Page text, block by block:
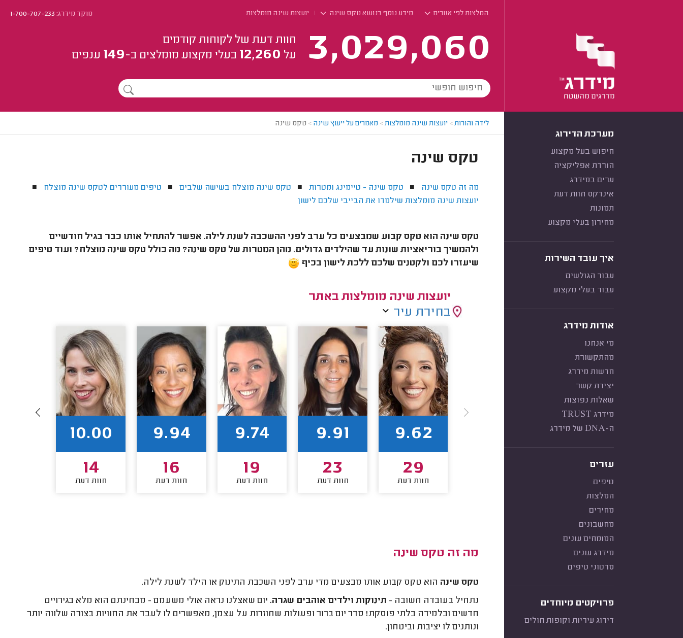
המלצות לפי אזורים מידע נוסף בנושא טקס שינה יועצות שינה מומלצות מוקד מידרג:1-700-707-233
3,029,060
חוות דעת של לקוחות קודמים
על 12,260 בעלי מקצוע מומלצים ב-149 ענפים
מערכת הדירוג
חיפוש בעל מקצוע
הורדת אפליקציה
ערים במידרג
אינדקס חוות דעת
תמונות
מחירון בעלי מקצוע
איך עובד השירות
עבור הגולשים
עבור בעלי מקצוע
אודות מידרג
מי אנחנו
מהתקשורת
חדשות מידרג
יצירת קשר
שאלות נפוצות
מידרג TRUST
ה-DNA של מידרג
עזרים
טיפים
המלצות
מחירים
מחשבונים
המומחים עונים
מידרג עונים
סרטוני טיפים
פרויקטים מיוחדים
דירוג עיריות וקופות חולים
לידה והורות> יועצות שינה מומלצות> מאמרים על ייעוץ שינה > טקס שינה
טקס שינה
מה זה טקס שינה ■ טקס שינה - טיימינג ומטרות ■ טקס שינה מוצלח בשישה שלבים ■ טיפים מעוררים לטקס שינה מוצלח ■
יועצות שינה מומלצות שילמדו את הבייבי שלכם לישון
טקס שינה הוא טקס קבוע שמבצעים כל ערב לפני ההשכבה לשנת לילה. אפשר להתחיל אותו כבר בגיל חודשיים
ולהמשיך בוריאציות שונות עד שהילדים גדולים. מהן המטרות של טקס שינה? מה כולל טקס שינה מוצלח? ועוד טיפים
שיעזרו לכם ולקטנים שלכם ללכת לישון בכיף
יועצות שינה מומלצות באתר
בחירת עיר
9.62
29
חוות דעת
9.91
23
חוות דעת
9.74
19
חוות דעת
9.94
16
חוות דעת
10.00
14
חוות דעת
מה זה טקס שינה
טקס שינה הוא טקס קבוע אותו מבצעים מדי ערב לפני השכבת התינוק או הילד לשנת לילה.
נתחיל בעובדה חשובה - תינוקות וילדים אוהבים שגרה. יום שאצלנו נראה אולי משעמם - מבחינתם הוא מלא בגירויים
חדשים ובלמידה בלתי פוסקת! סדר יום ברור ופעולות שחוזרות על עצמן, מאפשרים לו לעבד את החוויות בצורה שלווה יותר
ונותנים לו יציבות וביטחון.